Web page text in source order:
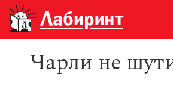
Чарли не